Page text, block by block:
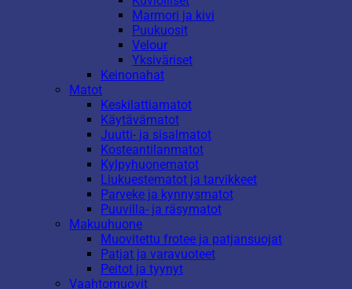
Marmori ja kivi
Puukuosit
Velour
Yksiväriset
Keinonahat
Matot
Keskilattiamatot
Käytävämatot
Juutti- ja sisalmatot
Kosteantilanmatot
Kylpyhuonematot
Liukuestematot ja tarvikkeet
Parveke ja kynnysmatot
Puuvilla- ja räsymatot
Makuuhuone
Muovitettu frotee ja patjansuojat
Patjat ja varavuoteet
Peitot ja tyynyt
Vaahtomuovit